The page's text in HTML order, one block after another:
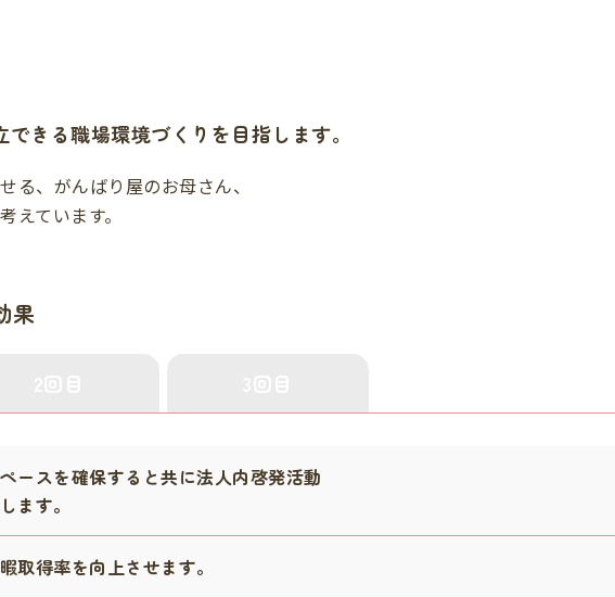
きる職場環境づくりを目指します。
る、がんばり屋のお母さん、
えています。
果
ースを確保すると共に法人内啓発活動
ます。
取得率を向上させます。